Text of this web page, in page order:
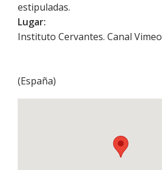
estipuladas.
Lugar:
Instituto Cervantes. Canal Vimeo
(España)